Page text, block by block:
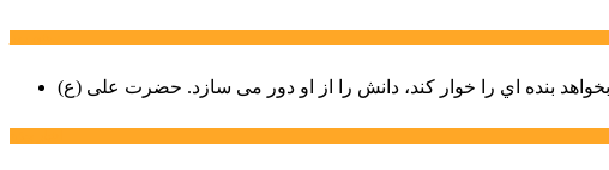
بنده اي را خوار كند، دانش را از او دور می سازد.